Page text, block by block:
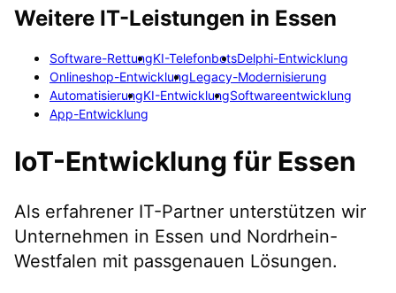
Weitere IT-Leistungen in Essen
Software-RettungKI-TelefonbotsDelphi-Entwicklung
Onlineshop-EntwicklungLegacy-Modernisierung
AutomatisierungKI-EntwicklungSoftwareentwicklung
App-Entwicklung
IoT-Entwicklung für Essen
Als erfahrener IT-Partner unterstützen wir
Unternehmen in Essen und Nordrhein-
Westfalen mit passgenauen Lösungen.